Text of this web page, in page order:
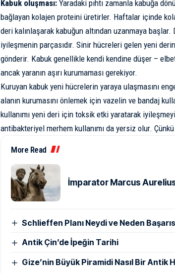
Kabuk oluşması: Yaradaki pıhtı zamanla kabuğa
bağlayan kolajen proteini üretirler. Haftalar içinde
deri kalınlaşarak kabuğun altından uzanmaya başlar.
iyileşmenin parçasıdır. Sinir hücreleri gelen yeni
gönderir. Kabuk genellikle kendi kendine düşer –
ancak yaranın aşırı kurumaması gerekiyor.
Kuruyan kabuk yeni hücrelerin yaraya ulaşmasını
alanın kurumasını önlemek için vazelin ve bandaj
kullanımı yeni deri için toksik etki yaratarak
antibakteriyel merhem kullanımı da yersiz olur.
More Read
İmparator Marcus
Schlieffen Planı Neydi ve Neden
Antik Çin’de İpeğin Tarihi
Gize’nin Büyük Piramidi Nasıl Bir Antik